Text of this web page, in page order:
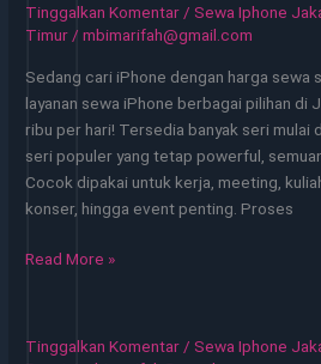
3
Pancoran
Jakarta
Mulai
120
Ribu
Tinggalkan Komentar / Sewa Iphone
Timur /mbimarifah@gmail.com
Sedang cari iPhone dengan harga sewa
layanan sewa iPhone berbagai pilihan di
ribu per hari! Tersedia banyak seri mulai
seri populer yang tetap powerful,
Cocok dipakai untuk kerja, meeting,
konser, hingga event penting. Proses
Sewa
Pilihan
Read More »
Tinggalkan Komentar / Sewa Iphone